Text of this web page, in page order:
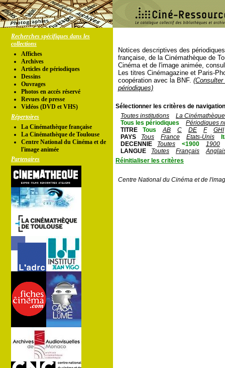
Recherches spécifiques dans les
collections
Affiches
Archives
Articles de périodiques
Dessins
Ouvrages
Photos en accés réservé
Revues de presse
Vidéos (DVD et VHS)
Répertoires
La Cinémathèque française
La Cinémathèque de Toulouse
Centre National du Cinéma et de
l'image animée
Partenaires
Notices descriptives des
française, de la Cinémathèque de
Cinéma et de l'image animée,
Les titres Cinémagazine et Paris-
coopération avec la BNF.
périodiques)
Sélectionner les critères de
Toutes institutions
La
Tous les périodiques
Périodiques
TITRE
Tous AB C DE F
GHI
PAYS
Tous France Etats-Unis
DECENNIE
Toutes <1900
1900
LANGUE
Toutes Français
Réinitialiser les critères
Centre National du Cinéma et de